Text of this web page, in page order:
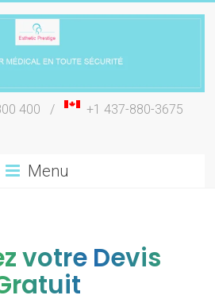
400 / +1 437-880-3675
Menu
votre Devis